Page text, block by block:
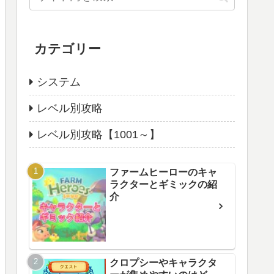
カテゴリー
システム
レベル別攻略
レベル別攻略【1001～】
ファームヒーローのキャ
ラクターとギミックの紹
介
クロプシーやキャラクタ